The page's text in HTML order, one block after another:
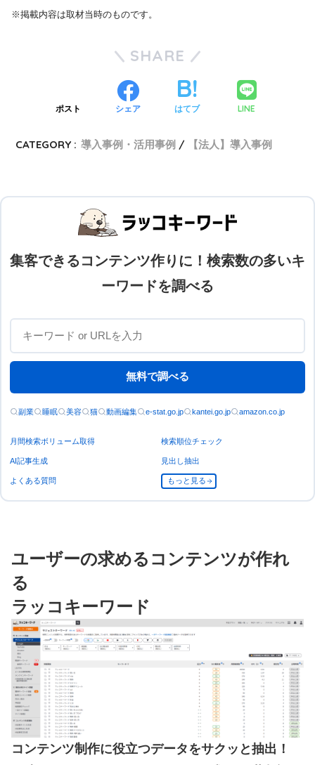
※掲載内容は取材当時のものです。
SHARE
ポスト シェア はてブ LINE
CATEGORY : 導入事例・活用事例 【法人】導入事例
集客できるコンテンツ作りに！検索数の多いキ
ーワードを調べる
無料で調べる
副業 睡眠 美容 猫 動画編集 e-stat.go.jp kantei.go.jp amazon.co.jp
月間検索ボリューム取得 検索順位チェック
AI記事生成 見出し抽出
よくある質問 もっと見る
ユーザーの求めるコンテンツが作れ
る
ラッコキーワード
コンテンツ制作に役立つデータをサクッと抽出！